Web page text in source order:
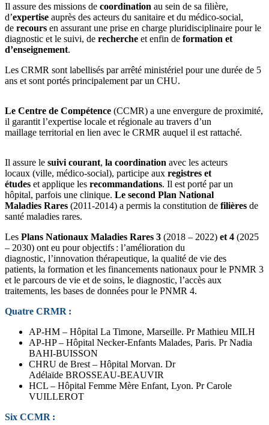
Il assure des missions de coordination au sein de sa filière,
d’expertise auprès des acteurs du sanitaire et du médico-social,
de recours en assurant une prise en charge pluridisciplinaire pour le
diagnostic et le suivi, de recherche et enfin de formation et
d’enseignement.
Les CRMR sont labellisés par arrêté ministériel pour une durée de 5
ans et sont portés principalement par un CHU.
Le Centre de Compétence (CCMR) a une envergure de proximité,
il garantit l’expertise locale et régionale au travers d’un
maillage territorial en lien avec le CRMR auquel il est rattaché.
Il assure le suivi courant, la coordination avec les acteurs
locaux (ville, médico-social), participe aux registres et
études et applique les recommandations. Il est porté par un
hôpital, parfois une clinique. Le second Plan National
Maladies Rares (2011-2014) a permis la constitution de filières de
santé maladies rares.
Les Plans Nationaux Maladies Rares 3 (2018 – 2022) et 4 (2025
– 2030) ont eu pour objectifs : l’amélioration du
diagnostic, l’innovation thérapeutique, la qualité de vie des
patients, la formation et les financements nationaux pour le PNMR 3
et le parcours de vie et de soins, le diagnostic, l’accès aux
traitements, les bases de données pour le PNMR 4.
Quatre CRMR :
AP-HM – Hôpital La Timone, Marseille. Pr Mathieu MILH
AP-HP – Hôpital Necker-Enfants Malades, Paris. Pr Nadia
BAHI-BUISSON
CHRU de Brest – Hôpital Morvan. Dr
Adélaïde BROSSEAU-BEAUVIR
HCL – Hôpital Femme Mère Enfant, Lyon. Pr Carole
VUILLEROT
Six CCMR :